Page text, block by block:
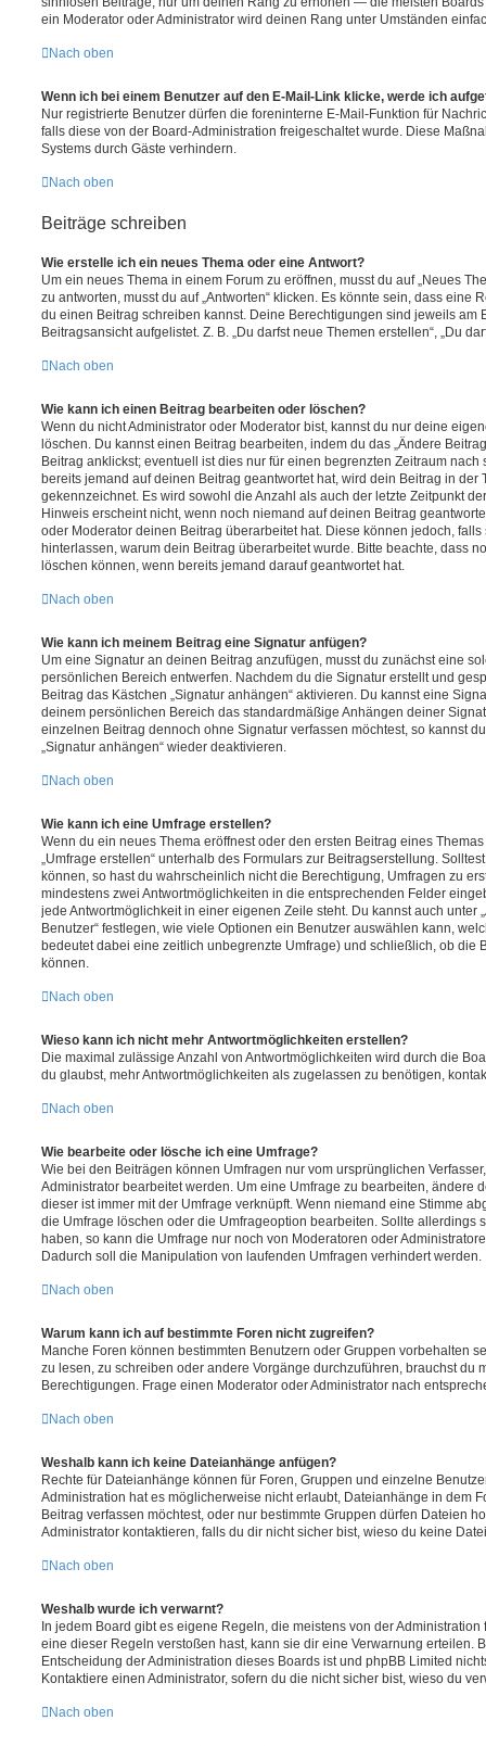
ein Moderator oder Administrator wird deinen Rang unter Umständen
Nach oben
Wenn ich bei einem Benutzer auf den E-Mail-Link klicke, werde ich
Nur registrierte Benutzer dürfen die foreninterne E-Mail-Funktion für
falls diese von der Board-Administration freigeschaltet wurde. Diese
Systems durch Gäste verhindern.
Nach oben
Beiträge schreiben
Wie erstelle ich ein neues Thema oder eine Antwort?
Um ein neues Thema in einem Forum zu eröffnen, musst du auf „Neues
zu antworten, musst du auf „Antworten“ klicken. Es könnte sein, dass eine
du einen Beitrag schreiben kannst. Deine Berechtigungen sind jeweils am
Beitragsansicht aufgelistet. Z. B. „Du darfst neue Themen erstellen“, „Du
Nach oben
Wie kann ich einen Beitrag bearbeiten oder löschen?
Wenn du nicht Administrator oder Moderator bist, kannst du nur deine
löschen. Du kannst einen Beitrag bearbeiten, indem du das „Ändere
Beitrag anklickst; eventuell ist dies nur für einen begrenzten Zeitraum
bereits jemand auf deinen Beitrag geantwortet hat, wird dein Beitrag in der
gekennzeichnet. Es wird sowohl die Anzahl als auch der letzte Zeitpunkt
Hinweis erscheint nicht, wenn noch niemand auf deinen Beitrag
oder Moderator deinen Beitrag überarbeitet hat. Diese können jedoch,
hinterlassen, warum dein Beitrag überarbeitet wurde. Bitte beachte, dass
löschen können, wenn bereits jemand darauf geantwortet hat.
Nach oben
Wie kann ich meinem Beitrag eine Signatur anfügen?
Um eine Signatur an deinen Beitrag anzufügen, musst du zunächst eine
persönlichen Bereich entwerfen. Nachdem du die Signatur erstellt und
Beitrag das Kästchen „Signatur anhängen“ aktivieren. Du kannst eine
deinem persönlichen Bereich das standardmäßige Anhängen deiner
einzelnen Beitrag dennoch ohne Signatur verfassen möchtest, so kannst
„Signatur anhängen“ wieder deaktivieren.
Nach oben
Wie kann ich eine Umfrage erstellen?
Wenn du ein neues Thema eröffnest oder den ersten Beitrag eines
„Umfrage erstellen“ unterhalb des Formulars zur Beitragserstellung.
können, so hast du wahrscheinlich nicht die Berechtigung, Umfragen zu
mindestens zwei Antwortmöglichkeiten in die entsprechenden Felder
jede Antwortmöglichkeit in einer eigenen Zeile steht. Du kannst auch unter
Benutzer“ festlegen, wie viele Optionen ein Benutzer auswählen kann,
bedeutet dabei eine zeitlich unbegrenzte Umfrage) und schließlich, ob die
können.
Nach oben
Wieso kann ich nicht mehr Antwortmöglichkeiten erstellen?
Die maximal zulässige Anzahl von Antwortmöglichkeiten wird durch die
du glaubst, mehr Antwortmöglichkeiten als zugelassen zu benötigen,
Nach oben
Wie bearbeite oder lösche ich eine Umfrage?
Wie bei den Beiträgen können Umfragen nur vom ursprünglichen
Administrator bearbeitet werden. Um eine Umfrage zu bearbeiten, ändere
dieser ist immer mit der Umfrage verknüpft. Wenn niemand eine Stimme
die Umfrage löschen oder die Umfrageoption bearbeiten. Sollte allerdings
haben, so kann die Umfrage nur noch von Moderatoren oder
Dadurch soll die Manipulation von laufenden Umfragen verhindert werden.
Nach oben
Warum kann ich auf bestimmte Foren nicht zugreifen?
Manche Foren können bestimmten Benutzern oder Gruppen vorbehalten
zu lesen, zu schreiben oder andere Vorgänge durchzuführen, brauchst du
Berechtigungen. Frage einen Moderator oder Administrator nach
Nach oben
Weshalb kann ich keine Dateianhänge anfügen?
Rechte für Dateianhänge können für Foren, Gruppen und einzelne
Administration hat es möglicherweise nicht erlaubt, Dateianhänge in dem
Beitrag verfassen möchtest, oder nur bestimmte Gruppen dürfen Dateien
Administrator kontaktieren, falls du dir nicht sicher bist, wieso du keine
Nach oben
Weshalb wurde ich verwarnt?
In jedem Board gibt es eigene Regeln, die meistens von der
eine dieser Regeln verstoßen hast, kann sie dir eine Verwarnung erteilen.
Entscheidung der Administration dieses Boards ist und phpBB Limited
Kontaktiere einen Administrator, sofern du die nicht sicher bist, wieso du
Nach oben